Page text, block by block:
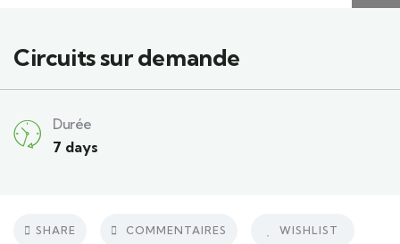
Circuits sur demande
Durée
7 days
SHARE COMMENTAIRES WISHLIST